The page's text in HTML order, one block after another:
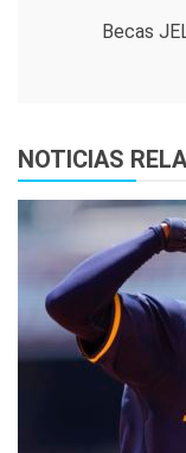
entradas
Becas
NOTICIAS